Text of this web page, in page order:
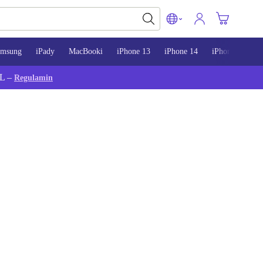
iPady MacBooki iPhone 13 iPhone 14 iPhone 15
– Regulamin